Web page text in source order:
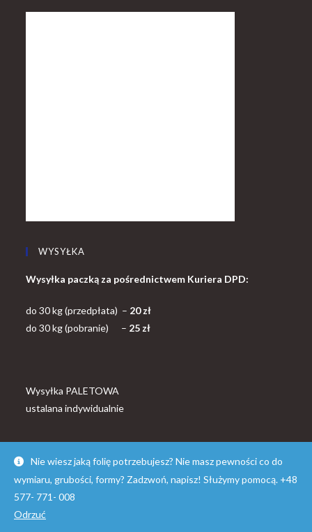
WYSYŁKA
Wysyłka paczką za pośrednictwem Kuriera DPD:
do 30 kg (przedpłata) – 20 zł
do 30 kg (pobranie) – 25 zł
Wysyłka PALETOWA
ustalana indywidualnie
© Copyright - OceanWP Theme by FOLROK
Nie wiesz jaką folię potrzebujesz? Nie masz pewności co do
wymiaru, grubości, formy? Zadzwoń, napisz! Służymy pomocą. +48
577- 771- 008
Odrzuć